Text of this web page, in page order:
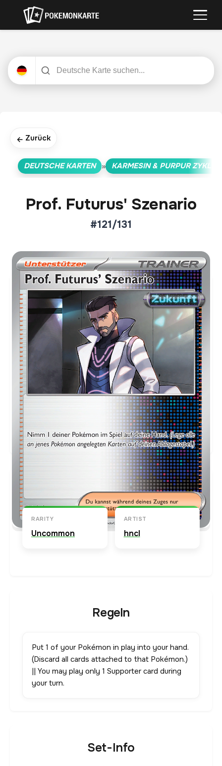
← Zurück
DEUTSCHE KARTEN » KARMESIN & PURPUR ZYKLUS
Prof. Futurus' Szenario
#121/131
Aktueller Marktpreis
€0,07
Normal
€0,20
Reverse Holo
Preise werden täglich aktualisiert.
Karten-Info Englische Version →
RARITY
Uncommon
ARTIST
hncl
Regeln
Put 1 of your Pokémon in play into your hand.
(Discard all cards attached to that Pokémon.)
|| You may play only 1 Supporter card during
your turn.
Set-Info